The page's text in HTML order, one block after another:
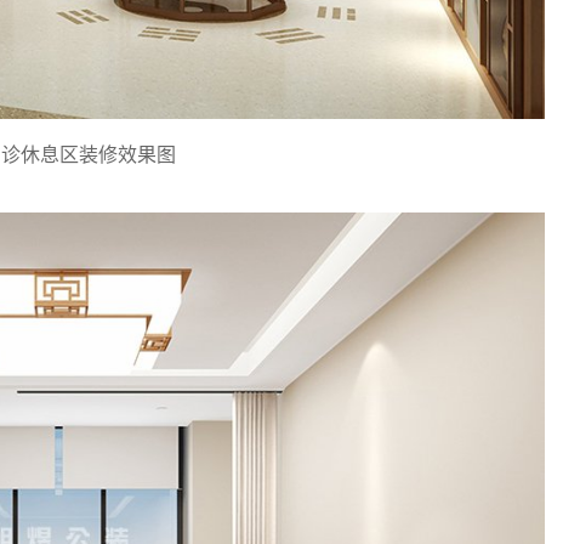
休息区装修效果图